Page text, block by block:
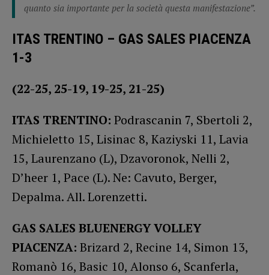
quanto sia importante per la società questa manifestazione”.
ITAS TRENTINO – GAS SALES PIACENZA
1-3
(22-25, 25-19, 19-25, 21-25)
ITAS TRENTINO: Podrascanin 7, Sbertoli 2,
Michieletto 15, Lisinac 8, Kaziyski 11, Lavia
15, Laurenzano (L), Dzavoronok, Nelli 2,
D’heer 1, Pace (L). Ne: Cavuto, Berger,
Depalma. All. Lorenzetti.
GAS SALES BLUENERGY VOLLEY
PIACENZA: Brizard 2, Recine 14, Simon 13,
Romanò 16, Basic 10, Alonso 6, Scanferla,